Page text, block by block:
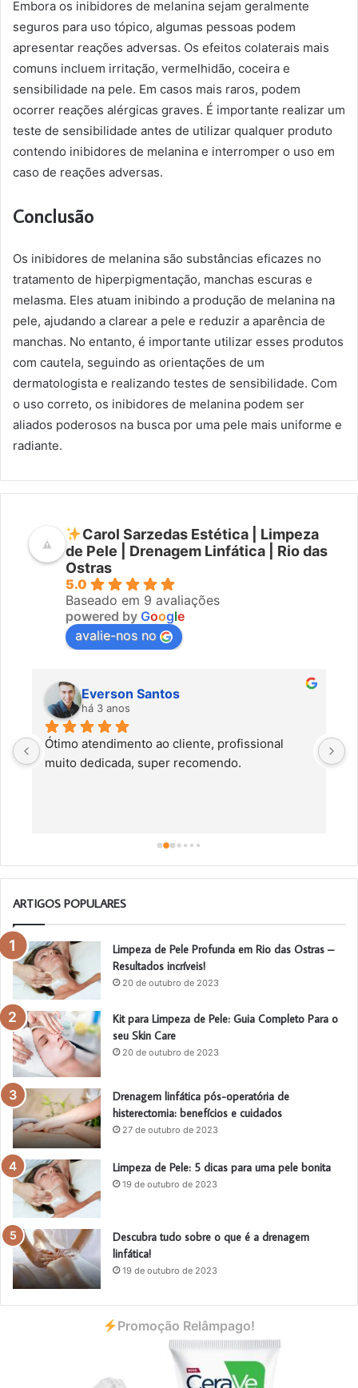
Embora os inibidores de melanina sejam geralmente
seguros para uso tópico, algumas pessoas podem
apresentar reações adversas. Os efeitos colaterais mais
comuns incluem irritação, vermelhidão, coceira e
sensibilidade na pele. Em casos mais raros, podem
ocorrer reações alérgicas graves. É importante realizar um
teste de sensibilidade antes de utilizar qualquer produto
contendo inibidores de melanina e interromper o uso em
caso de reações adversas.
Conclusão
Os inibidores de melanina são substâncias eficazes no
tratamento de hiperpigmentação, manchas escuras e
melasma. Eles atuam inibindo a produção de melanina na
pele, ajudando a clarear a pele e reduzir a aparência de
manchas. No entanto, é importante utilizar esses produtos
com cautela, seguindo as orientações de um
dermatologista e realizando testes de sensibilidade. Com
o uso correto, os inibidores de melanina podem ser
aliados poderosos na busca por uma pele mais uniforme e
radiante.
Carol Sarzedas Estética | Limpeza
de Pele | Drenagem Linfática | Rio das
Ostras
5.0
Baseado em 9 avaliações
powered by Google
avalie-nos no
Everson Santos
há 3 anos
Ótimo atendimento ao cliente, profissional
muito dedicada, super recomendo.
ARTIGOS POPULARES
Limpeza de Pele Profunda em Rio das Ostras –
Resultados incríveis!
20 de outubro de 2023
Kit para Limpeza de Pele: Guia Completo Para o
seu Skin Care
20 de outubro de 2023
Drenagem linfática pós-operatória de
histerectomia: benefícios e cuidados
27 de outubro de 2023
Limpeza de Pele: 5 dicas para uma pele bonita
19 de outubro de 2023
Descubra tudo sobre o que é a drenagem
linfática!
19 de outubro de 2023
Promoção Relâmpago!